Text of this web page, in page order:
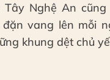
Nghệ An
vang lên mỗi
khung dệt chủ